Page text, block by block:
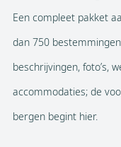
Een compleet pakket
dan 750
beschrijvingen, foto’s,
accommodaties; de
bergen begint hier.